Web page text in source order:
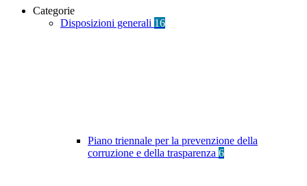
Categorie
Disposizioni generali 16
Piano triennale per la prevenzione della
corruzione e della trasparenza 6